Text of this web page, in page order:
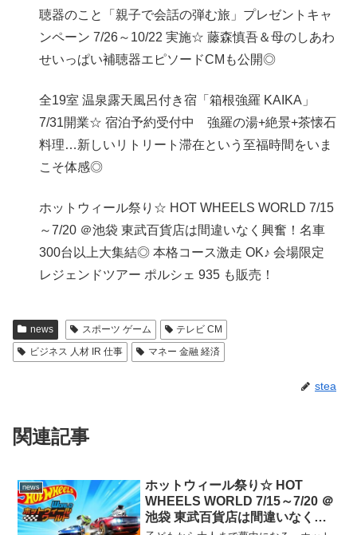
聴器のこと「親子で会話の弾む旅」プレゼントキャ
ンペーン 7/26～10/22 実施☆ 藤森慎吾＆母のしあわ
せいっぱい補聴器エピソードCMも公開◎
全19室 温泉露天風呂付き宿「箱根強羅 KAIKA」
7/31開業☆ 宿泊予約受付中 強羅の湯+絶景+茶懐石
料理…新しいリトリート滞在という至福時間をいま
こそ体感◎
ホットウィール祭り☆ HOT WHEELS WORLD 7/15
～7/20 ＠池袋 東武百貨店は間違いなく興奮！名車
300台以上大集結◎ 本格コース激走 OK♪ 会場限定
レジェンドツアー ポルシェ 935 も販売！
news スポーツ ゲーム
テレビ CM
ビジネス 人材 IR 仕事
マネー 金融 経済
stea
関連記事
news
ホットウィール祭り☆ HOT
WHEELS WORLD 7/15～7/20 ＠
池袋 東武百貨店は間違いなく興